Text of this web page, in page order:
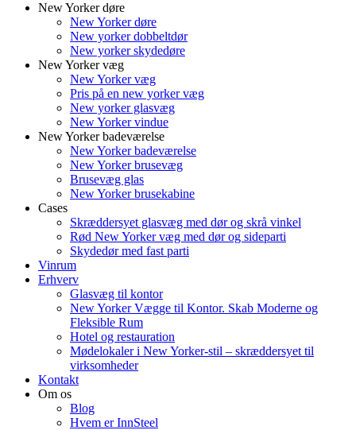
New Yorker døre
New Yorker døre
New yorker dobbeltdør
New yorker skydedøre
New Yorker væg
New Yorker væg
Pris på en new yorker væg
New yorker glasvæg
New Yorker vindue
New Yorker badeværelse
New Yorker badeværelse
New Yorker brusevæg
Brusevæg glas
New Yorker brusekabine
Cases
Skræddersyet glasvæg med dør og skrå vinkel
Rød New Yorker væg med dør og sideparti
Skydedør med fast parti
Vinrum
Erhverv
Glasvæg til kontor
New Yorker Vægge til Kontor. Skab Moderne og
Fleksible Rum
Hotel og restauration
Mødelokaler i New Yorker-stil – skræddersyet til
virksomheder
Kontakt
Om os
Blog
Hvem er InnSteel